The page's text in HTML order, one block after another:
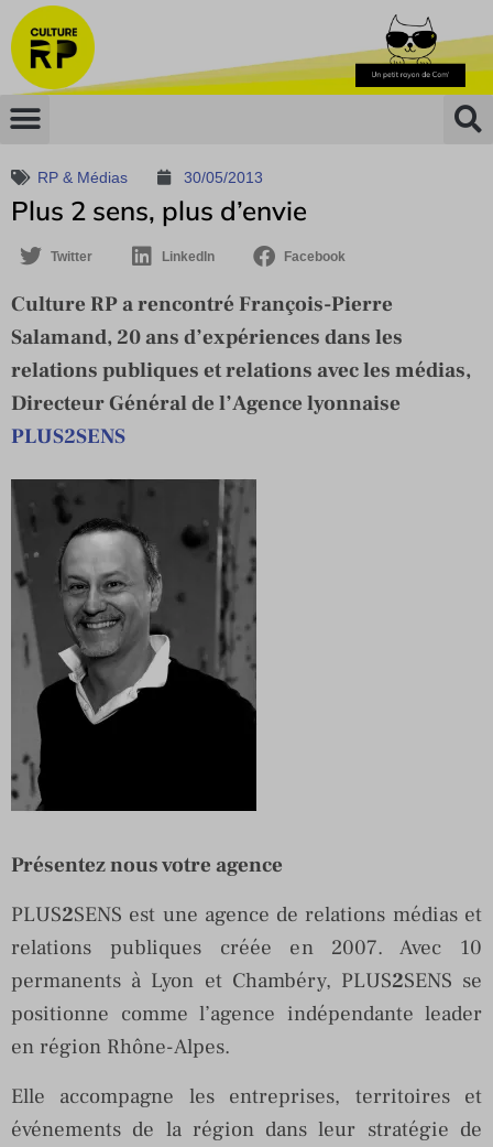
RP & Médias 30/05/2013
Plus 2 sens, plus d’envie
Twitter LinkedIn Facebook
Culture RP a rencontré François-Pierre
Salamand, 20 ans d’expériences dans les
relations publiques et relations avec les médias,
Directeur Général de l’Agence lyonnaise
PLUS2SENS
Présentez nous votre agence
PLUS2SENS est une agence de relations médias et
relations publiques créée en 2007. Avec 10
permanents à Lyon et Chambéry, PLUS2SENS se
positionne comme l’agence indépendante leader
en région Rhône-Alpes.
Elle accompagne les entreprises, territoires et
événements de la région dans leur stratégie de